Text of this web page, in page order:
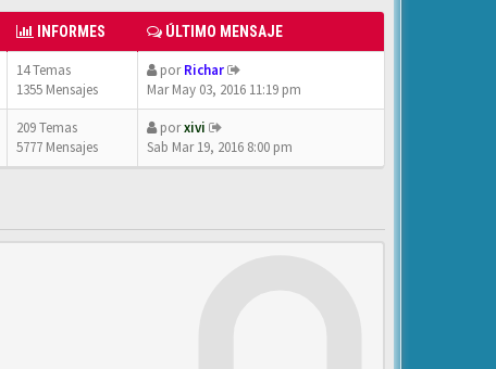
INFORMES ÚLTIMO MENSAJE
14 Temas
1355 Mensajes
porRichar
Mar May 03, 2016 11:19 pm
209 Temas
5777 Mensajes
porxivi
Sab Mar 19, 2016 8:00 pm